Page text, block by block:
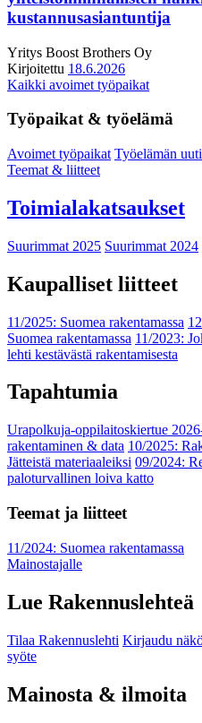
kustannusasiantuntija
Yritys Boost Brothers Oy
Kirjoitettu 18.6.2026
Kaikki avoimet työpaikat
Työpaikat & työelämä
Avoimet työpaikat Työelämän
Teemat & liitteet
Toimialakatsaukset
Suurimmat 2025 Suurimmat 2024
Kaupalliset liitteet
11/2025: Suomea rakentamassa
Suomea rakentamassa 11/2023:
lehti kestävästä rakentamisesta
Tapahtumia
Urapolkuja-oppilaitoskiertue
rakentaminen & data 10/2025:
Jätteistä materiaaleiksi 09/2024:
paloturvallinen loiva katto
Teemat ja liitteet
11/2024: Suomea rakentamassa
Mainostajalle
Lue Rakennuslehteä
Tilaa Rakennuslehti Kirjaudu
syöte
Mainosta & ilmoita